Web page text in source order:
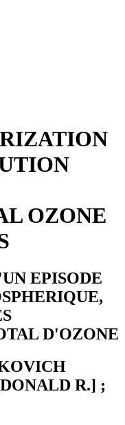
OZONE
EPISODE
D'OZONE
R.] ;